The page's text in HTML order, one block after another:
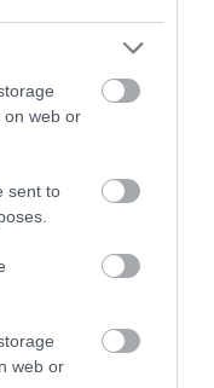
on web or
sent to
web or
κειμήλια από
Άνδρο –
μέχρι
μνήμη